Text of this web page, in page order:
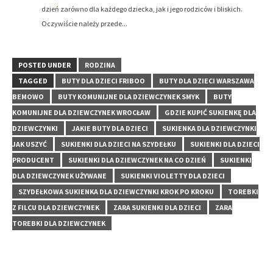
dzień zarówno dla każdego dziecka, jak i jego rodziców i bliskich.
Oczywiście należy przede...
POSTED UNDER
RODZINA
TAGGED
BUTY DLA DZIECI FRIBOO
BUTY DLA DZIECI WARSZAWA
BEMOWO
BUTY KOMUNIJNE DLA DZIEWCZYNEK SMYK
BUTY
KOMUNIJNE DLA DZIEWCZYNEK WROCŁAW
GDZIE KUPIĆ SUKIENKĘ DLA
DZIEWCZYNKI
JAKIE BUTY DLA DZIECI
SUKIENKA DLA DZIEWCZYNKI
JAK USZYĆ
SUKIENKI DLA DZIECI NA SZYDEŁKU
SUKIENKI DLA DZIECI
PRODUCENT
SUKIENKI DLA DZIEWCZYNEK NA CO DZIEŃ
SUKIENKI
DLA DZIEWCZYNEK UŻYWANE
SUKIENKI VIOLETTY DLA DZIECI
SZYDEŁKOWA SUKIENKA DLA DZIEWCZYNKI KROK PO KROKU
TOREBKI
Z FILCU DLA DZIEWCZYNEK
ZARA SUKIENKI DLA DZIECI
ZARA
TOREBKI DLA DZIEWCZYNEK